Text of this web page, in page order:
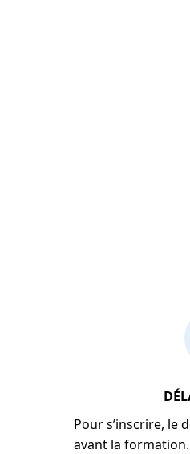
Pour s’inscrire, le
avant la formation.